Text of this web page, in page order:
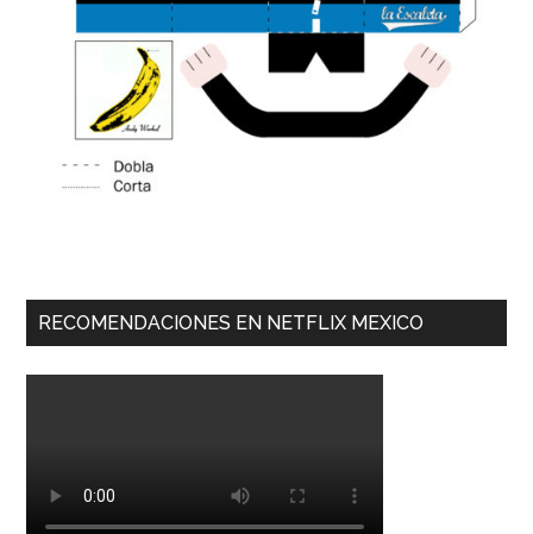
RECOMENDACIONES EN NETFLIX MEXICO